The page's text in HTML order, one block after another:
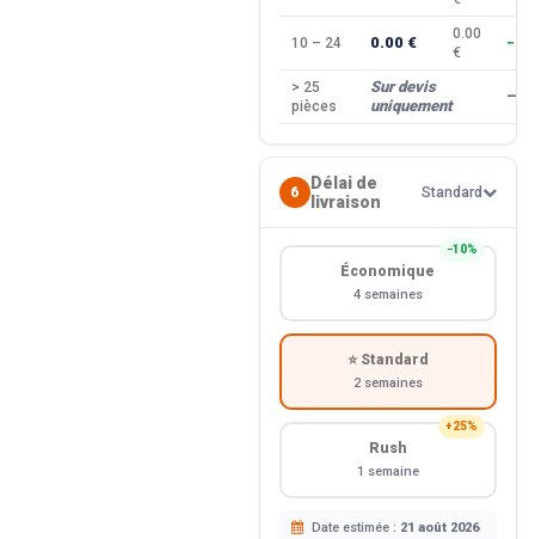
10 – 24 0.00 €
0.00
€
> 25
pièces
Sur devis
uniquement
—
6
Délai de
livraison
Standard
−10%
Économique
4 semaines
⭐ Standard
2 semaines
+25%
Rush
1 semaine
Date estimée : 21 août 2026